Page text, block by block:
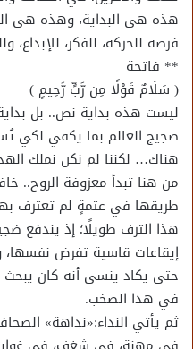
هذه هي البداية، وهذه هي
فرصة للحركة، للفكر، للإبداع،
** فاتحة
( سَلَامٌ قَوْلًا مِن رَّبٍّ رَّحِيمٍ )
ليست هذه بداية نص.. بل
ضجيج العالم بما يكفي لكي
هناك… لكننا لم نكن نملك
من هنا تبدأ معزوفة الروح..
طريقها في عتمةٍ لم تعترف
هذا الترف طويلًا؛ إذ يندفع
إيقاعات قاسية تفرض نفسها،
حتى يكاد ينسى أنه كان
في هذا الصخب.
ثم يأتي النداء:«نداهة»